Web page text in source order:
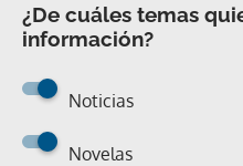
¿De cuáles temas
información?
Noticias
Novelas